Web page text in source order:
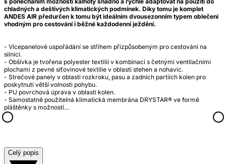
chladných a deštivých klimatických podmínek. Díky tomu je komplet
ANDES AIR předurčen k tomu být ideálním dvousezonním typem oblečení
vhodným pro cestování i běžné každodenní ježdění.
- Vícepanelové uspořádání se střihem přizpůsobeným pro cestování na
silnici.
- Obšívka je tvořena polyester textilií v kombinaci s četnými ventilačními
plochami z pevné síťovinové textilie v oblasti stehen a nohavic.
- Strečové panely v oblasti rozkroku, pasu a zadních partiích kolen pro
poskytnutí větší volnosti pohybu.
- PU povrchová úprava v oblasti kolen.
- Samostatně použitelná klimatická membrána DRYSTAR® ve formě
pláštěnky s možností…
Celý popis